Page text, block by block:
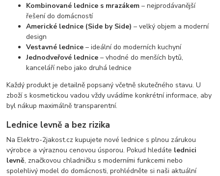
Kombinované lednice s mrazákem – nejprodávanější
řešení do domácností
Americké lednice (Side by Side) – velký objem a moderní
design
Vestavné lednice – ideální do moderních kuchyní
Jednodveřové lednice – vhodné do menších bytů,
kanceláří nebo jako druhá lednice
Každý produkt je detailně popsaný včetně skutečného stavu. U
zboží s kosmetickou vadou vždy uvádíme konkrétní informace, aby
byl nákup maximálně transparentní.
Lednice levně a bez rizika
Na Elektro-2jakost.cz kupujete nové lednice s plnou zárukou
výrobce a výraznou cenovou úsporou. Pokud hledáte lednici
levně, značkovou chladničku s moderními funkcemi nebo
spolehlivý model do domácnosti, prohlédněte si naši aktuální